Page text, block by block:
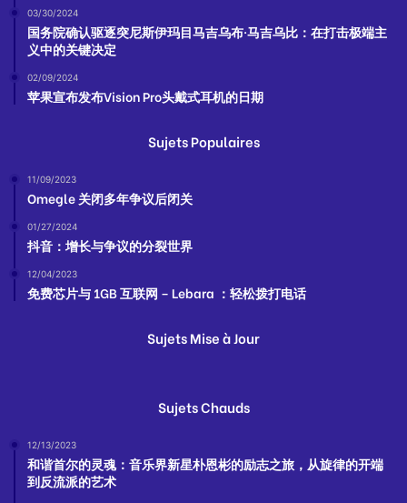
03/30/2024
国务院确认驱逐突尼斯伊玛目马吉乌布·马吉乌比：在打击极端主
义中的关键决定
02/09/2024
苹果宣布发布Vision Pro头戴式耳机的日期
Sujets Populaires
11/09/2023
Omegle 关闭多年争议后闭关
01/27/2024
抖音：增长与争议的分裂世界
12/04/2023
免费芯片与 1GB 互联网 – Lebara ：轻松拨打电话
Sujets Mise à Jour
Sujets Chauds
12/13/2023
和谐首尔的灵魂：音乐界新星朴恩彬的励志之旅，从旋律的开端
到反流派的艺术